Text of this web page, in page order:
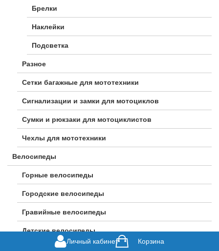
Брелки
Наклейки
Подсветка
Разное
Сетки багажные для мототехники
Сигнализации и замки для мотоциклов
Сумки и рюкзаки для мотоциклистов
Чехлы для мототехники
Велосипеды
Горные велосипеды
Городские велосипеды
Гравийные велосипеды
Детские велосипеды
Женские велосипеды
Личный кабинет Корзина